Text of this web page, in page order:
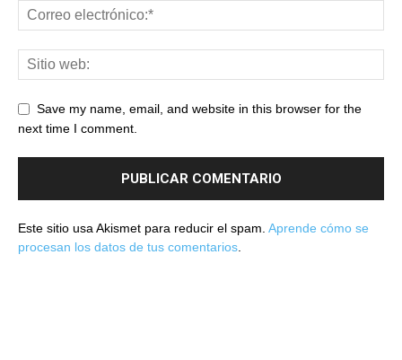
Save my name, email, and website in this browser for the
next time I comment.
Este sitio usa Akismet para reducir el spam. Aprende cómo se
procesan los datos de tus comentarios